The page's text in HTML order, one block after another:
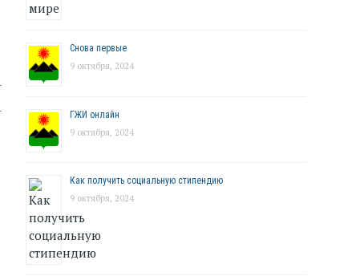
Снова первые
9 октября, 2024
ГЖИ онлайн
9 октября, 2024
Как получить социальную стипендию
9 октября, 2024